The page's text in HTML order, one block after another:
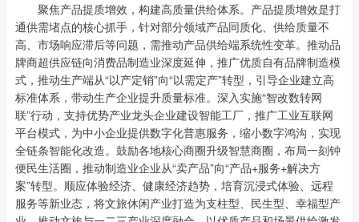
聚焦产品提质增效，构建高质量供给体系。产品提质增效是打
通供需堵点的核心抓手，针对部分领域产品同质化、供给质量不
高、市场响应滞后等问题，需推动产品供给端系统性变革。推动品
牌商超供应链向消费品制造业深度延伸，推广优质自有品牌制造模
式，推动生产端从“以产定销”向“以需定产”转型，引导企业建立高
标准体系，带动生产企业提升质量标准。深入实施“智改数转网
联”行动，支持优势产业龙头企业建设智能工厂，推广工业互联网
平台模式，为中小企业提供数字化普惠服务，缩小数字鸿沟，实现
全链条智能化改造。鼓励各地核心商圈升级智慧商圈，布局一刻钟
便民生活圈，推动制造业企业从“卖产品”向“产品+服务+解决方
案”转型。顺应体验经济、健康经济趋势，培育沉浸式体验、远程
服务等新业态，将文旅休闲产业打造为支柱型、民生型、幸福型产